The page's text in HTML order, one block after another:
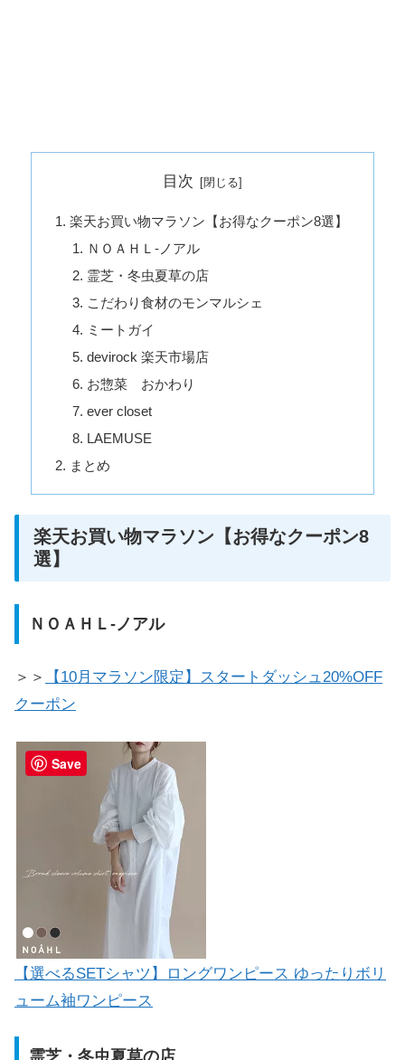
目次
楽天お買い物マラソン【お得なクーポン8選】
ＮＯＡＨＬ-ノアル
霊芝・冬虫夏草の店
こだわり食材のモンマルシェ
ミートガイ
devirock 楽天市場店
お惣菜 おかわり
ever closet
LAEMUSE
まとめ
楽天お買い物マラソン【お得なクーポン8
選】
ＮＯＡＨＬ-ノアル
＞＞
【10月マラソン限定】スタートダッシュ20%OFF
クーポン
【選べるSETシャツ】ロングワンピース ゆったりボリ
ューム袖ワンピース
霊芝・冬虫夏草の店
Save